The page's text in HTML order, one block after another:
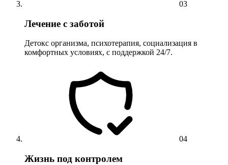
03
Лечение с заботой
Детокс организма, психотерапия, социализация в
комфортных условиях, с поддержкой 24/7.
04
Жизнь под контролем